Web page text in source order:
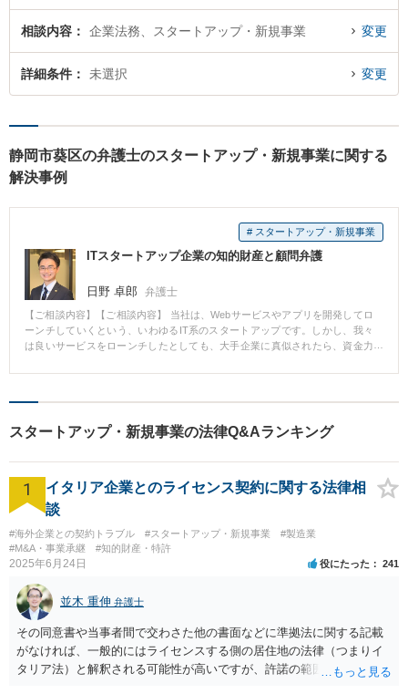
相談内容 企業法務、スタートアップ・新規事業 変更
詳細条件 未選択 変更
静岡市葵区の弁護士のスタートアップ・新規事業に関する
解決事例
# スタートアップ・新規事業
ITスタートアップ企業の知的財産と顧問弁護
日野 卓郎 弁護士
【ご相談内容】【ご相談内容】 当社は、Webサービスやアプリを開発してロ
ーンチしていくという、いわゆるIT系のスタートアップです。しかし、我々
は良いサービスをローンチしたとしても、大手企業に真似されたら、資金力
く必要性は感じていました。 【解決の過程と結果】 東京スタートアップ法律
ることにしました。現在商標は取得できて特許は出願中ですが、法律顧問に
いてくれるおかげで、事業に集中して取り組むことができています。また、
されないように、商標や特許を取得しておきたいとのご相談だったのです
が、お話を伺っていると顧問契約を締結させていただくのが一番良いと判断
しました。というのも、この会社では法律面の不安が事業の障壁になってい
ました。当事務所と顧問契約をいただくことによって、顧問料の範囲内で商
標や特許の申請を行い、日常的に契約書のやビジネスモデルの法的レビュー
も行うことによってできると判断したためです。そこで、顧問契約をしてい
ービス提供にとどまらず、継続的にサポートさせていただけることは、当事
務所にとっても大きな喜びです。
スタートアップ・新規事業の法律Q&Aランキング
1
イタリア企業とのライセンス契約に関する法律相
談
#海外企業との契約トラブル #スタートアップ・新規事業
#製造業
#M&A・事業承継
#知的財産・特許
2025年6月24日 役にたった 241
並木 重伸 弁護士
その同意書や当事者間で交わさた他の書面などに準拠法に関する記載
がなければ、一般的にはライセンスする側の居住地の法律（つまりイ
タリア法）と解釈される可能性が高いですが、許諾の範囲が日本国内